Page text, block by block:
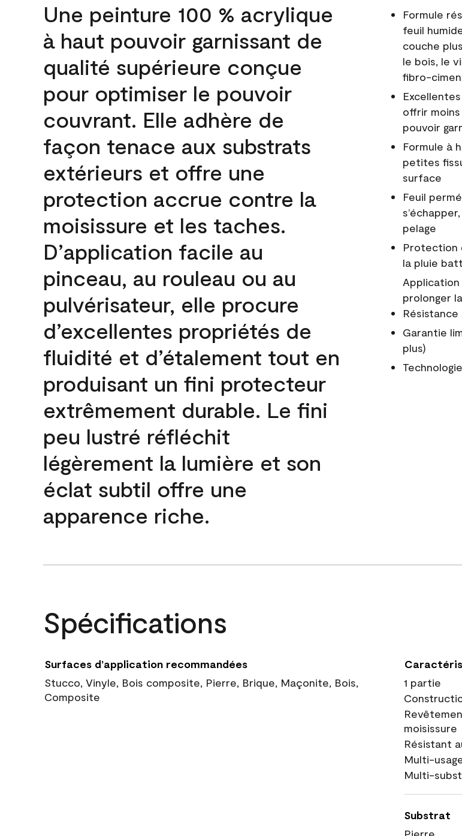
Une peinture 100 % acrylique
à haut pouvoir garnissant de
qualité supérieure conçue
pour optimiser le pouvoir
couvrant. Elle adhère de
façon tenace aux substrats
extérieurs et offre une
protection accrue contre la
moisissure et les taches.
D’application facile au
pinceau, au rouleau ou au
pulvérisateur, elle procure
d’excellentes propriétés de
fluidité et d’étalement tout en
produisant un fini protecteur
extrêmement durable. Le fini
peu lustré réfléchit
légèrement la lumière et son
éclat subtil offre une
apparence riche.
Formule
feuil
couche
le bois, le
fibro-
offrir
pouvoir
Formule à
petites
surface
Feuil
pelage
Protection
la pluie
Application
prolonger
Résistance
Garantie
plus)
Spécifications
Surfaces d’application recommandées
Stucco, Vinyle, Bois composite, Pierre, Brique, Maçonite, Bois,
Composite
1 partie
moisissure
Résistant
Multi-
Multi-
Substrat